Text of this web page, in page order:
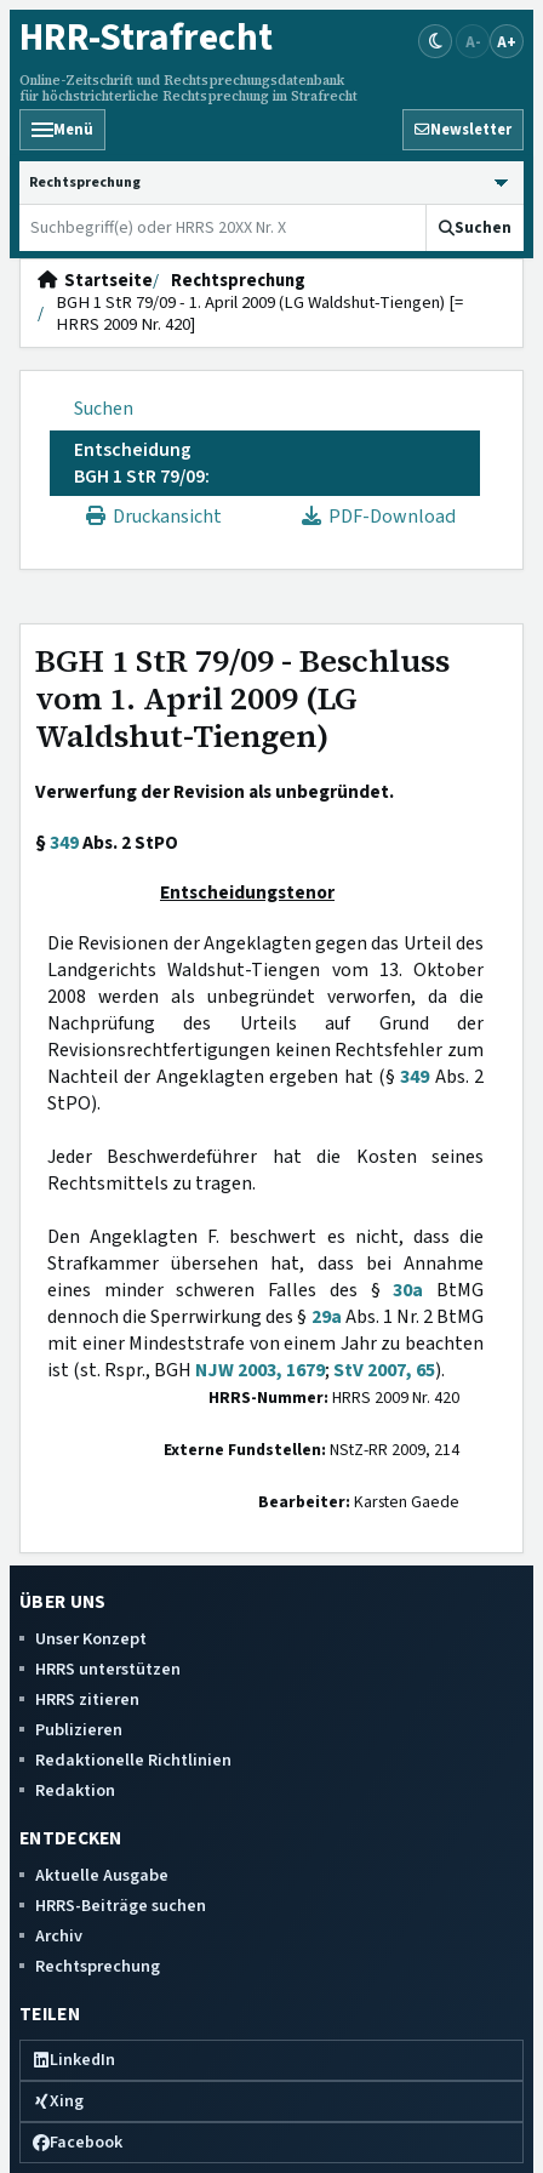
HRR-Strafrecht
Online-Zeitschrift und Rechtsprechungsdatenbank
für höchstrichterliche Rechtsprechung im Strafrecht
A- A+
Menü Newsletter
HRRS durchsuchen
Suchen
Startseite
Rechtsprechung
BGH 1 StR 79/09 - 1. April 2009 (LG Waldshut-Tiengen) [=
HRRS 2009 Nr. 420]
Suchen
Entscheidung
BGH 1 StR 79/09:
Druckansicht
PDF-Download
BGH 1 StR 79/09 - Beschluss
vom 1. April 2009 (LG
Waldshut-Tiengen)
Verwerfung der Revision als unbegründet.
§349Abs. 2 StPO
Entscheidungstenor
Die Revisionen der Angeklagten gegen das Urteil des
Landgerichts Waldshut-Tiengen vom 13. Oktober
2008 werden als unbegründet verworfen, da die
Nachprüfung des Urteils auf Grund der
Revisionsrechtfertigungen keinen Rechtsfehler zum
Nachteil der Angeklagten ergeben hat (§349Abs. 2
StPO).
Jeder Beschwerdeführer hat die Kosten seines
Rechtsmittels zu tragen.
Den Angeklagten F. beschwert es nicht, dass die
Strafkammer übersehen hat, dass bei Annahme
eines minder schweren Falles des §30a BtMG
dennoch die Sperrwirkung des § 29aAbs. 1 Nr. 2 BtMG
mit einer Mindeststrafe von einem Jahr zu beachten
ist (st. Rspr., BGH NJW 2003, 1679;StV 2007, 65).
HRRS-Nummer: HRRS 2009 Nr. 420
Externe Fundstellen: NStZ-RR 2009, 214
Bearbeiter: Karsten Gaede
ÜBER UNS
Unser Konzept
HRRS unterstützen
HRRS zitieren
Publizieren
Redaktionelle Richtlinien
Redaktion
ENTDECKEN
Aktuelle Ausgabe
HRRS-Beiträge suchen
Archiv
Rechtsprechung
TEILEN
LinkedIn
Xing
Facebook